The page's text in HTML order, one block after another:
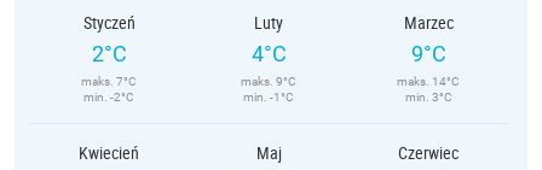
Styczeń
2°C
maks. 7°C
min. -2°C
Luty
4°C
maks. 9°C
min. -1°C
Marzec
9°C
maks. 14°C
min. 3°C
Kwiecień Maj Czerwiec